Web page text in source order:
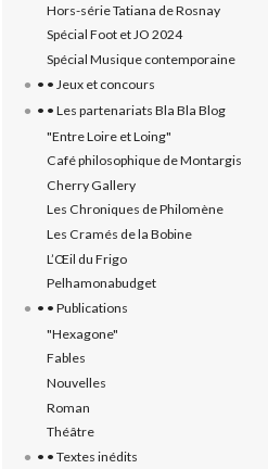
Hors-série Tatiana de Rosnay
Spécial Foot et JO 2024
Spécial Musique contemporaine
• • Jeux et concours
• • Les partenariats Bla Bla Blog
"Entre Loire et Loing"
Café philosophique de Montargis
Cherry Gallery
Les Chroniques de Philomène
Les Cramés de la Bobine
L’‎Œil du Frigo
Pelhamonabudget
• • Publications
"Hexagone"
Fables
Nouvelles
Roman
Théâtre
• • Textes inédits